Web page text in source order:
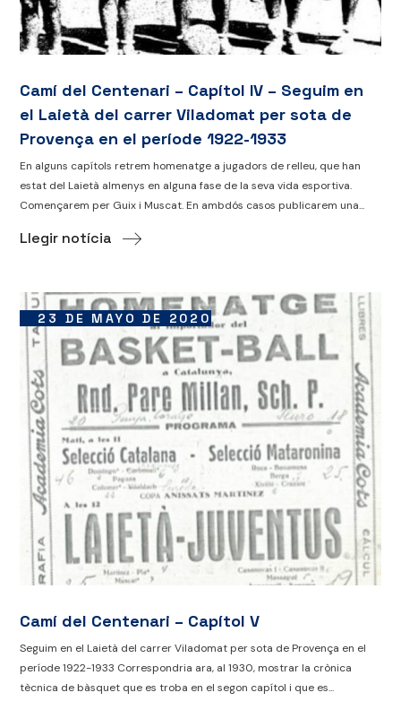
Camí del Centenari – Capítol IV – Seguim en
el Laietà del carrer Viladomat per sota de
Provença en el període 1922-1933
En alguns capítols retrem homenatge a jugadors de relleu, que han
estat del Laietà almenys en alguna fase de la seva vida esportiva.
Començarem per Guix i Muscat. En ambdós casos publicarem una...
Llegir notícia
23 DE MAYO DE 2020
Camí del Centenari – Capítol V
Seguim en el Laietà del carrer Viladomat per sota de Provença en el
període 1922-1933 Correspondria ara, al 1930, mostrar la crònica
tècnica de bàsquet que es troba en el segon capítol i que es...